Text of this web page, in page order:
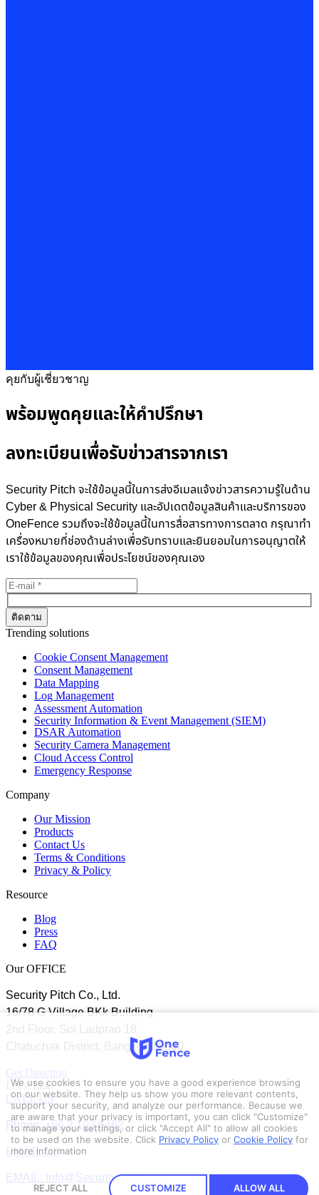
คุยกับผู้เชี่ยวชาญ
พร้อมพูดคุยและให้คำปรึกษา
ลงทะเบียนเพื่อรับข่าวสารจากเรา
Security Pitch จะใช้ข้อมูลนี้ในการส่งอีเมลแจ้งข่าวสารความรู้ในด้าน
Cyber & Physical Security และอัปเดตข้อมูลสินค้าและบริการของ
OneFence รวมถึงจะใช้ข้อมูลนี้ในการสื่อสารทางการตลาด กรุณาทำ
เครื่องหมายที่ช่องด้านล่างเพื่อรับทราบและยินยอมในการอนุญาตให้
เราใช้ข้อมูลของคุณเพื่อประโยชน์ของคุณเอง
Trending solutions
Cookie Consent Management
Consent Management
Data Mapping
Log Management
Assessment Automation
Security Information & Event Management (SIEM)
DSAR Automation
Security Camera Management
Cloud Access Control
Emergency Response
Company
Our Mission
Products
Contact Us
Terms & Conditions
Privacy & Policy
Resource
Blog
Press
FAQ
Our OFFICE
Security Pitch Co., Ltd.
16/78 G Village BKk Building
2nd Floor, Soi Ladprao 18
Chatuchak District, Bangkok 10900
Get Direction
Let’s Talk
CALL US
Phone: +66 2 103 6462
EMAIL US
EMAIL: Info@Securitypitch.com
We use cookies to ensure you have a good experience browsing
on our website. They help us show you more relevant contents,
support your security, and analyze our performance. Because we
are aware that your privacy is important, you can click "Customize"
to manage your settings, or click "Accept All" to allow all cookies
to be used on the website. Click Privacy Policy or Cookie Policy for
more information
REJECT ALL CUSTOMIZE ALLOW ALL